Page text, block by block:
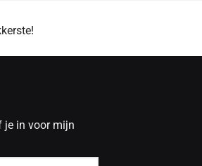
je in voor mijn